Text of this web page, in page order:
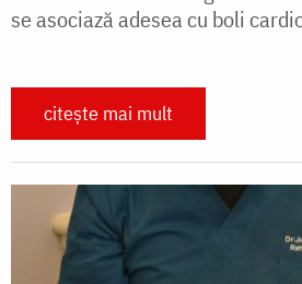
se asociază adesea cu boli
citește mai mult